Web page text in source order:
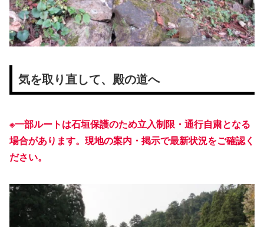
気を取り直して、殿の道へ
※一部ルートは石垣保護のため立入制限・通行自粛となる
場合があります。現地の案内・掲示で最新状況をご確認く
ださい。